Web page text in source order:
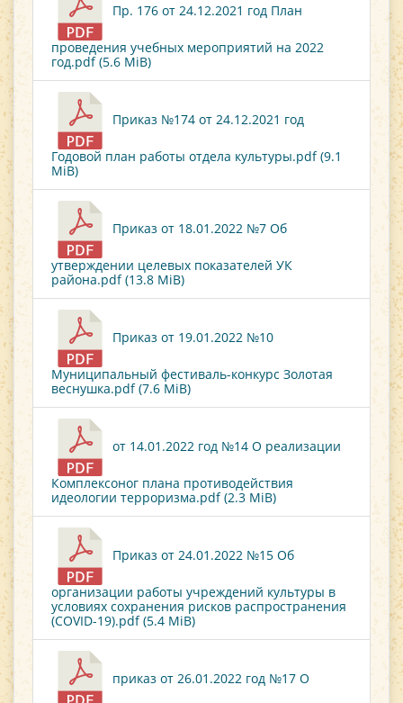
Пр. 176 от 24.12.2021 год План
проведения учебных мероприятий на 2022
год.pdf (5.6 MiB)
Приказ №174 от 24.12.2021 год
Годовой план работы отдела культуры.pdf (9.1
MiB)
Приказ от 18.01.2022 №7 Об
утверждении целевых показателей УК
района.pdf (13.8 MiB)
Приказ от 19.01.2022 №10
Муниципальный фестиваль-конкурс Золотая
веснушка.pdf (7.6 MiB)
от 14.01.2022 год №14 О реализации
Комплексоног плана противодействия
идеологии терроризма.pdf (2.3 MiB)
Приказ от 24.01.2022 №15 Об
организации работы учреждений культуры в
условиях сохранения рисков распространения
(COVID-19).pdf (5.4 MiB)
приказ от 26.01.2022 год №17 О